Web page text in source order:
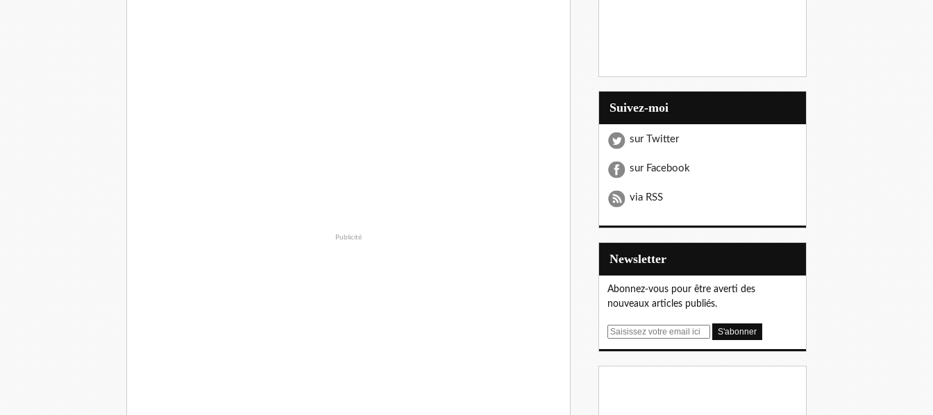
Publicité
Suivez-moi
sur Twitter
sur Facebook
via RSS
Newsletter
Abonnez-vous pour être averti des
nouveaux articles publiés.
E